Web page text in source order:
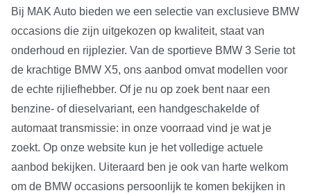
Bij MAK Auto bieden we een selectie van exclusieve BMW
occasions die zijn uitgekozen op kwaliteit, staat van
onderhoud en rijplezier. Van de sportieve BMW 3 Serie tot
de krachtige BMW X5, ons aanbod omvat modellen voor
de echte rijliefhebber. Of je nu op zoek bent naar een
benzine- of dieselvariant, een handgeschakelde of
automaat transmissie: in onze voorraad vind je wat je
zoekt. Op onze website kun je het volledige actuele
aanbod bekijken. Uiteraard ben je ook van harte welkom
om de BMW occasions persoonlijk te komen bekijken in